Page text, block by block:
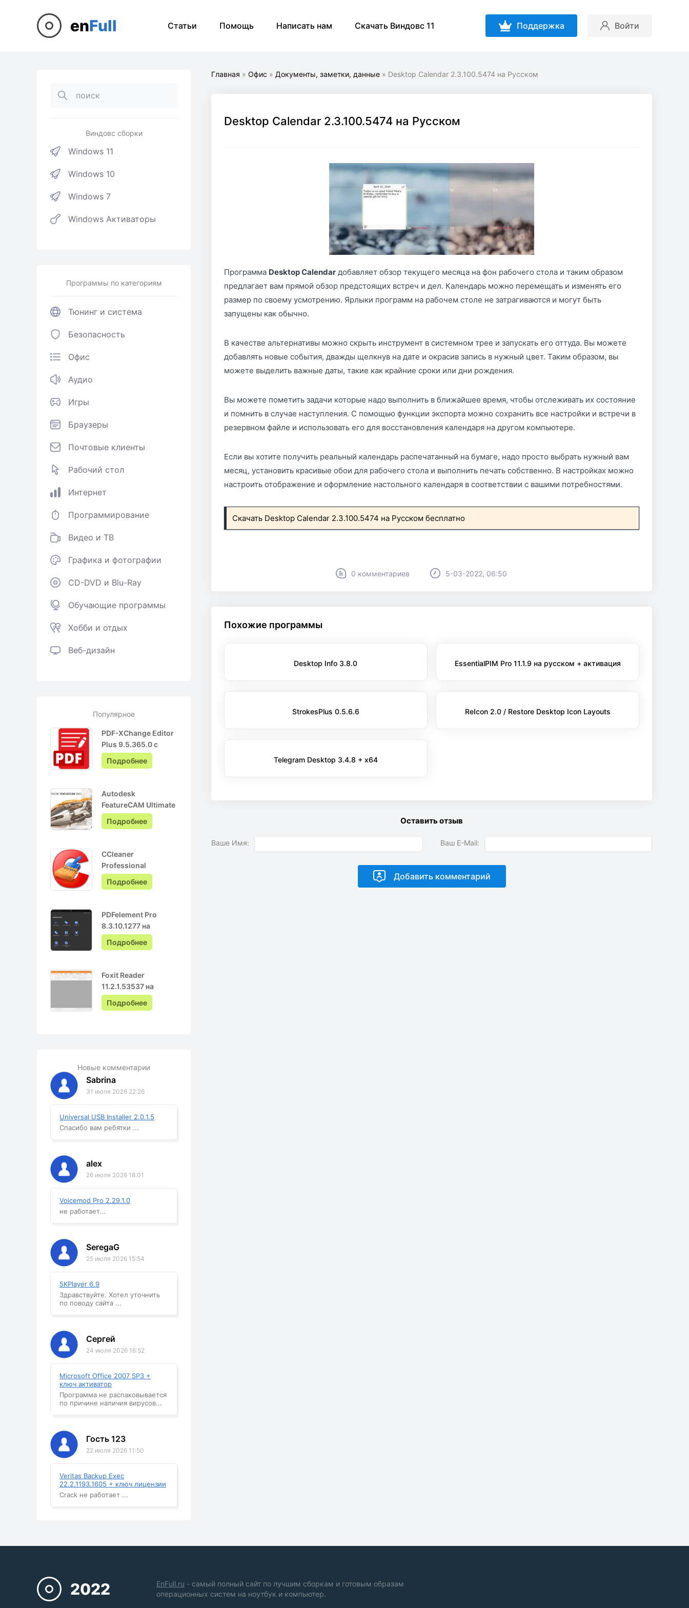
enFull Статьи Помощь Написать нам Скачать Виндовс 11 Поддержка Войти
Виндовс сборки
Windows 11
Windows 10
Windows 7
Windows Активаторы
Программы по категориям
Тюнинг и система
Безопасность
Офис
Аудио
Игры
Браузеры
Почтовые клиенты
Рабочий стол
Интернет
Программирование
Видео и ТВ
Графика и фотографии
CD-DVD и Blu-Ray
Обучающие программы
Хобби и отдых
Веб-дизайн
Популярное
PDF-XChange Editor
Plus 9.5.365.0 с
ключом лицензии +
Pro на Русском
Подробнее
Autodesk
FeatureCAM Ultimate
2022.0.3 + crack
Подробнее
CCleaner
Professional
6.05.10110 + ключ
активации + Repack
Подробнее
PDFelement Pro
8.3.10.1277 на
Русском с ключом
Подробнее
Foxit Reader
11.2.1.53537 на
Русском
Подробнее
Новые комментарии
Sabrina
31 июля 2026 22:26
Universal USB Installer 2.0.1.5
Спасибо вам ребятки ...
alex
26 июля 2026 18:01
Voicemod Pro 2.29.1.0
не работает...
SeregaG
25 июля 2026 15:54
5KPlayer 6.9
Здравствуйте. Хотел уточнить
по поводу сайта ...
Сергей
24 июля 2026 16:52
Microsoft Office 2007 SP3 +
ключ активатор
Программа не распаковывается
по причине наличия вирусов...
Гость 123
22 июля 2026 11:50
Veritas Backup Exec
22.2.1193.1605 + ключ лицензии
Crack не работает ...
Главная » Офис » Документы, заметки, данные » Desktop Calendar 2.3.100.5474 на Русском
Desktop Calendar 2.3.100.5474 на Русском
Программа Desktop Calendar добавляет обзор текущего месяца на фон рабочего стола и таким образом
предлагает вам прямой обзор предстоящих встреч и дел. Календарь можно перемещать и изменять его
размер по своему усмотрению. Ярлыки программ на рабочем столе не затрагиваются и могут быть
запущены как обычно.
В качестве альтернативы можно скрыть инструмент в системном трее и запускать его оттуда. Вы можете
добавлять новые события, дважды щелкнув на дате и окрасив запись в нужный цвет. Таким образом, вы
можете выделить важные даты, такие как крайние сроки или дни рождения.
Вы можете пометить задачи которые надо выполнить в ближайшее время, чтобы отслеживать их состояние
и помнить в случае наступления. С помощью функции экспорта можно сохранить все настройки и встречи в
резервном файле и использовать его для восстановления календаря на другом компьютере.
Если вы хотите получить реальный календарь распечатанный на бумаге, надо просто выбрать нужный вам
месяц, установить красивые обои для рабочего стола и выполнить печать собственно. В настройках можно
настроить отображение и оформление настольного календаря в соответствии с вашими потребностями.
Скачать Desktop Calendar 2.3.100.5474 на Русском бесплатно
0 комментариев 5-03-2022, 06:50
Похожие программы
Desktop Info 3.8.0 EssentialPIM Pro 11.1.9 на русском + активация
StrokesPlus 0.5.6.6 ReIcon 2.0 / Restore Desktop Icon Layouts
Telegram Desktop 3.4.8 + x64
Оставить отзыв
Ваше Имя: Ваш E-Mail:
2022 EnFull.ru - самый полный сайт по лучшим сборкам и готовым образам
операционных систем на ноутбук и компьютер.